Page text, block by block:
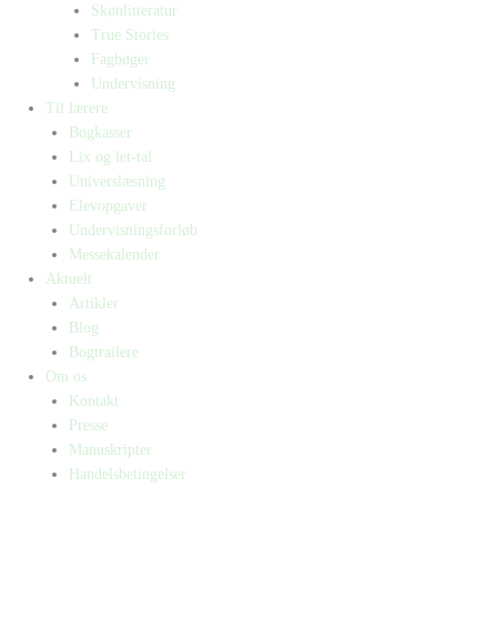
Skønlitteratur
True Stories
Fagbøger
Undervisning
Til lærere
Bogkasser
Lix og let-tal
Universlæsning
Elevopgaver
Undervisningsforløb
Messekalender
Aktuelt
Artikler
Blog
Bogtrailere
Om os
Kontakt
Presse
Manuskripter
Handelsbetingelser